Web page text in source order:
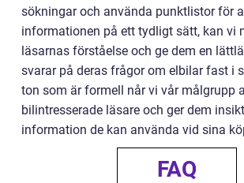
sökningar och använda punktlistor för
informationen på ett tydligt sätt, kan vi
läsarnas förståelse och ge dem en
svarar på deras frågor om elbilar fast i
ton som är formell når vi vår målgrupp
bilintresserade läsare och ger dem
information de kan använda vid sina
FAQ